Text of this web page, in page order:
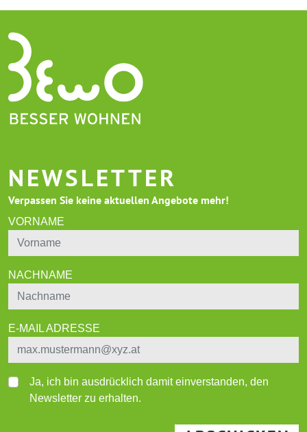
NEWSLETTER
Verpassen Sie keine aktuellen Angebote mehr!
VORNAME
NACHNAME
E-MAIL ADRESSE
Ja, ich bin ausdrücklich damit einverstanden, den
Newsletter zu erhalten.